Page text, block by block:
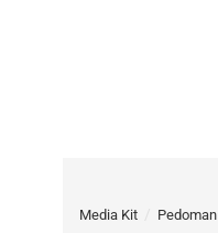
Media Kit Pedoman